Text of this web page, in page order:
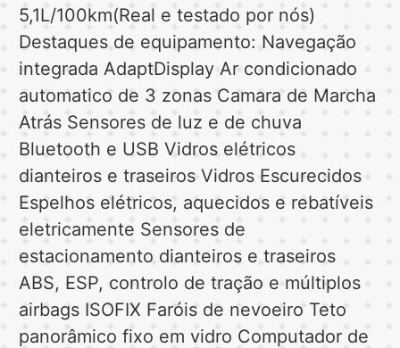
5,1L/100km(Real e testado por nós)
Destaques de equipamento: Navegação
integrada AdaptDisplay Ar condicionado
automatico de 3 zonas Camara de Marcha
Atrás Sensores de luz e de chuva
Bluetooth e USB Vidros elétricos
dianteiros e traseiros Vidros Escurecidos
Espelhos elétricos, aquecidos e rebatíveis
eletricamente Sensores de
estacionamento dianteiros e traseiros
ABS, ESP, controlo de tração e múltiplos
airbags ISOFIX Faróis de nevoeiro Teto
panorâmico fixo em vidro Computador de